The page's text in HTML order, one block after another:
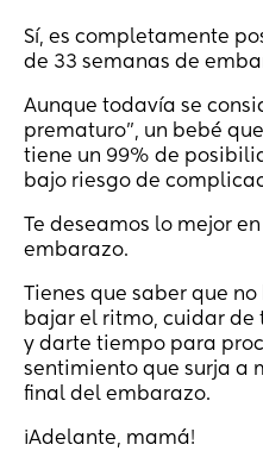
Sí, es completamente
de 33 semanas de
Aunque todavía se
prematuro", un bebé
tiene un 99% de
bajo riesgo de
Te deseamos lo mejor
embarazo.
Tienes que saber que
bajar el ritmo, cuidar de
y darte tiempo para
sentimiento que surja a
final del embarazo.
¡Adelante, mamá!